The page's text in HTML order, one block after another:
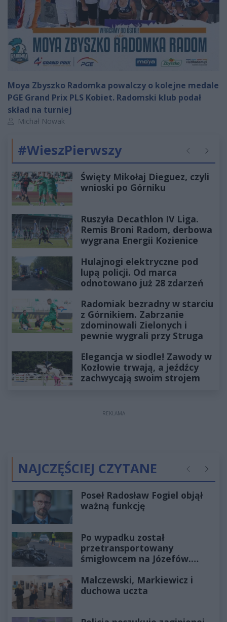
Moya Zbyszko Radomka powalczy o kolejne medale
PGE Grand Prix PLS Kobiet. Radomski klub podał
skład na turniej
Autor artykułu:
Michał Nowak
#WieszPierwszy Poprzednie
Święty Mikołaj Dieguez, czyli
wnioski po Górniku
Ruszyła Decathlon IV Liga.
Remis Broni Radom, derbowa
wygrana Energii Kozienice
Hulajnogi elektryczne pod
lupą policji. Od marca
odnotowano już 28 zdarzeń
Radomiak bezradny w starciu
z Górnikiem. Zabrzanie
zdominowali Zielonych i
pewnie wygrali przy Struga
Elegancja w siodle! Zawody w
Kozłowie trwają, a jeźdźcy
zachwycają swoim strojem
REKLAMA
NAJCZĘŚCIEJ CZYTANE Poprzednie
Poseł Radosław Fogiel objął
ważną funkcję
Po wypadku został
przetransportowany
śmigłowcem na Józefów.
Malczewski, Markiewicz i
duchowa uczta